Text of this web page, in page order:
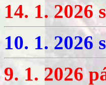
14. 1. 2026
10. 1. 2026
9. 1. 2026